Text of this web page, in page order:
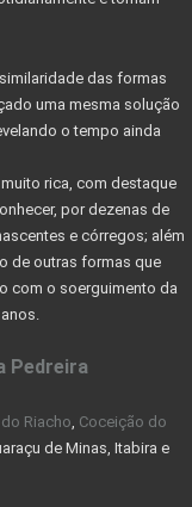
COMPRAR
(LLC)
- CONHEÇA
DAS VELHAS
das formas
uma mesma solução
o tempo ainda
rica, com destaque
por dezenas de
e córregos; além
de outras formas que
com o soerguimento da
Pedreira
Riacho, Coceição do
de Minas, Itabira e